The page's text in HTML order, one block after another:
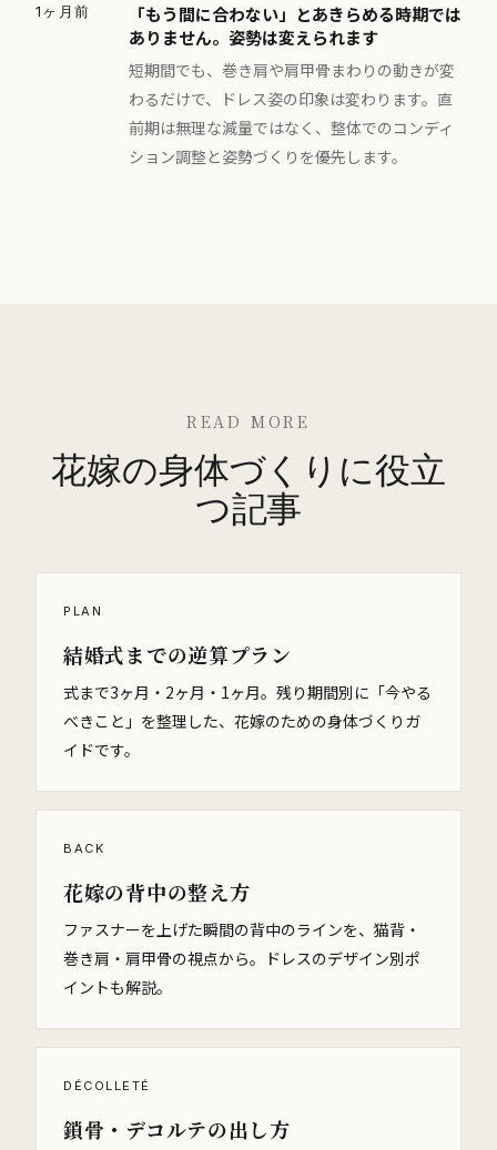
1ヶ月前
「もう間に合わない」とあきらめる時期では
ありません。姿勢は変えられます
短期間でも、巻き肩や肩甲骨まわりの動きが変
わるだけで、ドレス姿の印象は変わります。直
前期は無理な減量ではなく、整体でのコンディ
ション調整と姿勢づくりを優先します。
READ MORE
花嫁の身体づくりに役立
つ記事
PLAN
結婚式までの逆算プラン
式まで3ヶ月・2ヶ月・1ヶ月。残り期間別に「今やる
べきこと」を整理した、花嫁のための身体づくりガ
イドです。
BACK
花嫁の背中の整え方
ファスナーを上げた瞬間の背中のラインを、猫背・
巻き肩・肩甲骨の視点から。ドレスのデザイン別ポ
イントも解説。
DÉCOLLETÉ
鎖骨・デコルテの出し方